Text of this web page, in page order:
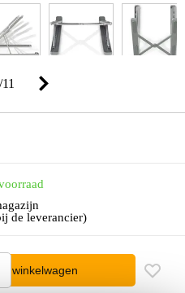
/11
de leverancier)
In winkelwagen